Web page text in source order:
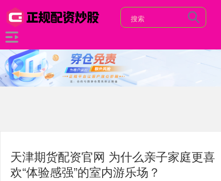
天津期货配资官网 为什么亲子家庭更喜
欢“体验感强”的室内游乐场？